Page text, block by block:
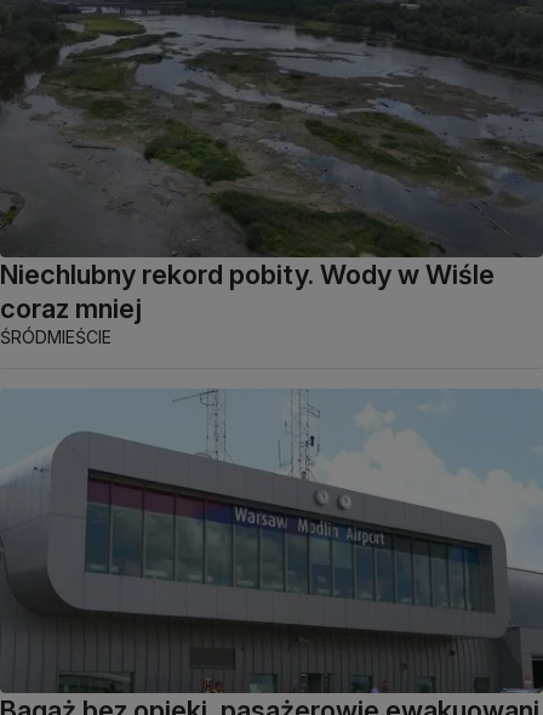
Niechlubny rekord pobity. Wody w Wiśle
coraz mniej
ŚRÓDMIEŚCIE